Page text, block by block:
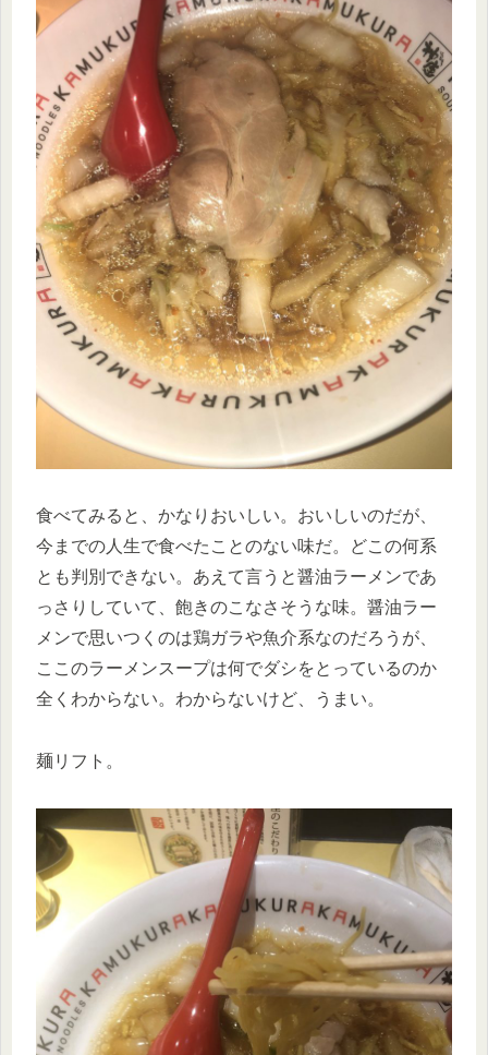
食べてみると、かなりおいしい。おいしいのだが、
今までの人生で食べたことのない味だ。どこの何系
とも判別できない。あえて言うと醤油ラーメンであ
っさりしていて、飽きのこなさそうな味。醤油ラー
メンで思いつくのは鶏ガラや魚介系なのだろうが、
ここのラーメンスープは何でダシをとっているのか
全くわからない。わからないけど、うまい。
麺リフト。